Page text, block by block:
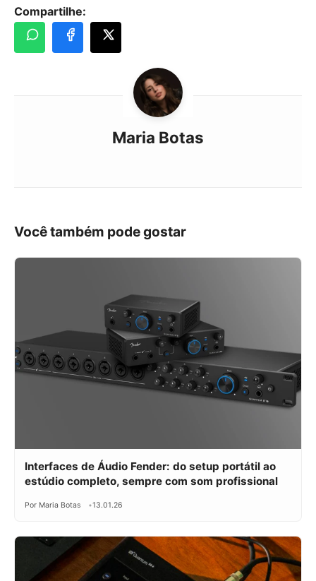
Compartilhe:
Maria Botas
Você também pode gostar
Interfaces de Áudio Fender: do setup portátil ao
estúdio completo, sempre com som profissional
Por Maria Botas 13.01.26